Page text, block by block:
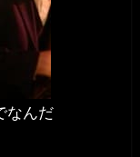
なんだ